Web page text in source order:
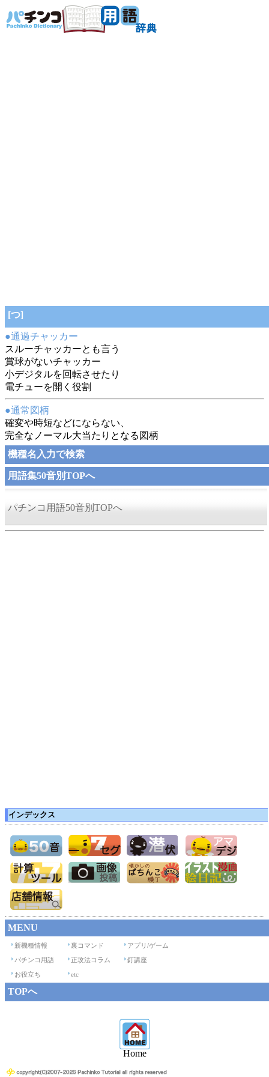
[つ]
●通過チャッカー
スルーチャッカーとも言う
賞球がないチャッカー
小デジタルを回転させたり
電チューを開く役割
●通常図柄
確変や時短などにならない、
完全なノーマル大当たりとなる図柄
機種名入力で検索
用語集50音別TOPへ
パチンコ用語50音別TOPへ
インデックス
MENU
新機種情報 裏コマンド
アプリ/ゲーム
パチンコ用語
正攻法コラム
釘講座
お役立ち
etc
TOPへ
Home